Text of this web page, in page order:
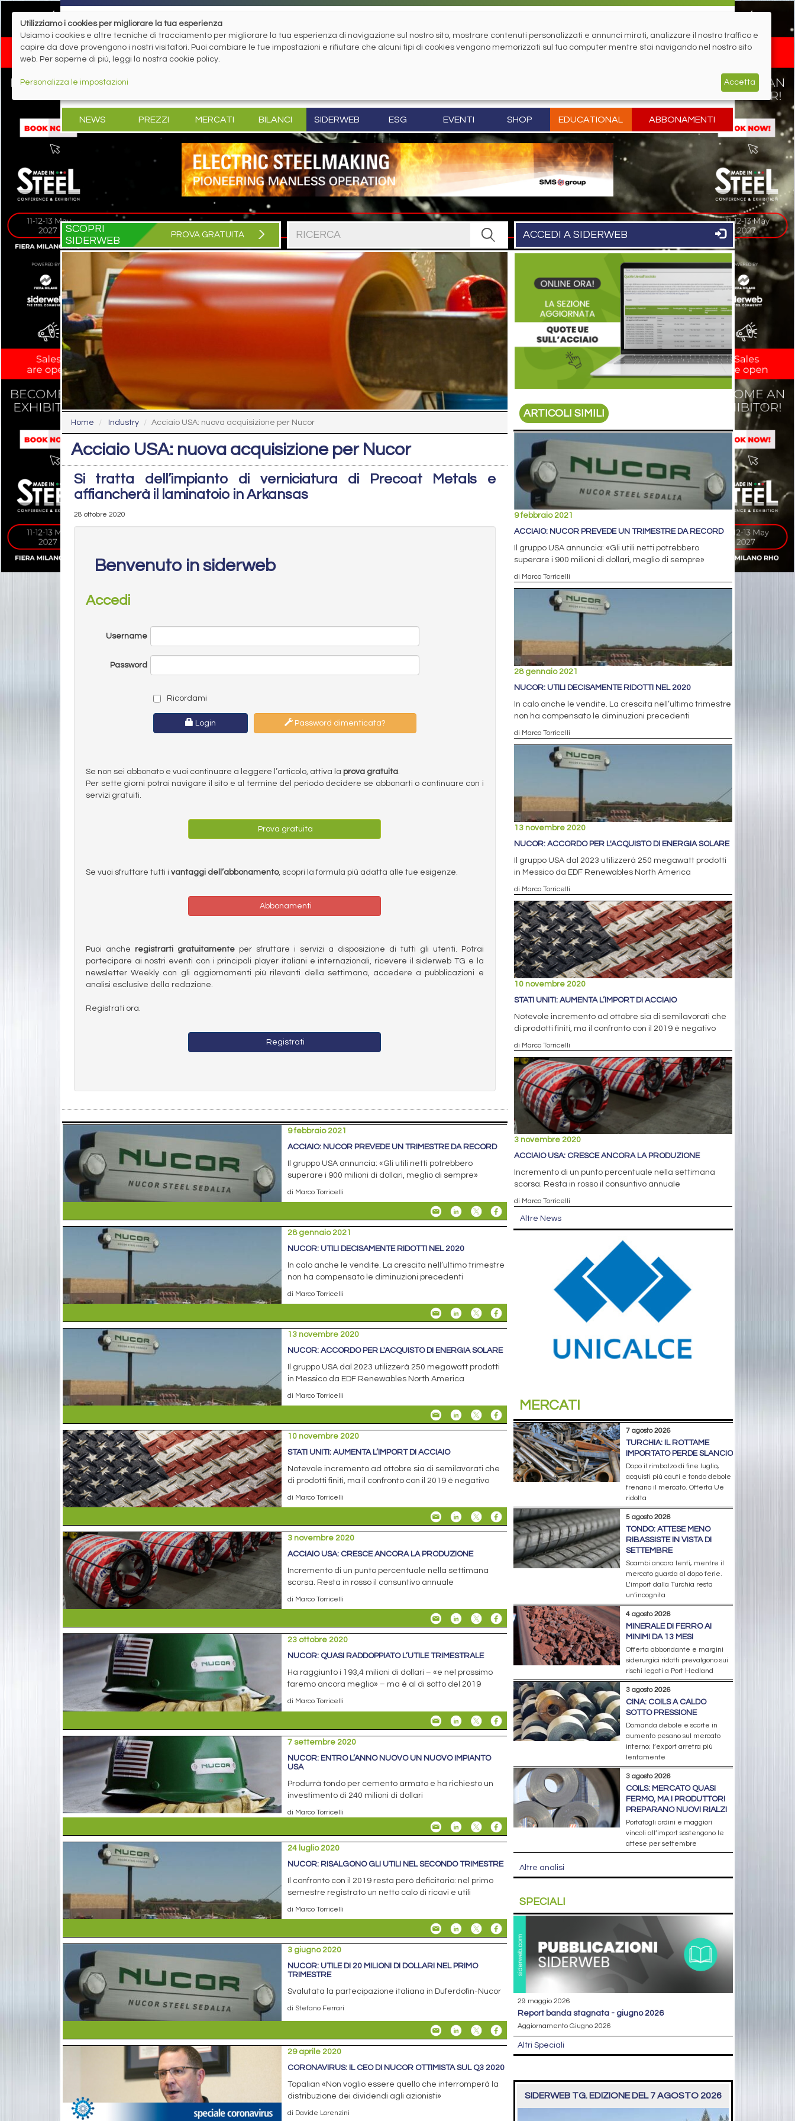
NEWS PREZZI MERCATI BILANCI SIDERWEB ESG EVENTI SHOP EDUCATIONAL ABBONAMENTI
SCOPRI
SIDERWEB
PROVA GRATUITA ACCEDI A SIDERWEB
Home Industry Acciaio USA: nuova acquisizione per Nucor
Acciaio USA: nuova acquisizione per Nucor
Si tratta dell’impianto di verniciatura di Precoat Metals e
affiancherà il laminatoio in Arkansas
28 ottobre 2020
Benvenuto in siderweb
Accedi
Username
Password
Ricordami
Login Password dimenticata?
Se non sei abbonato e vuoi continuare a leggere l’articolo, attiva la prova gratuita.
Per sette giorni potrai navigare il sito e al termine del periodo decidere se abbonarti o continuare con i
servizi gratuiti.
Prova gratuita
Se vuoi sfruttare tutti i vantaggi dell’abbonamento, scopri la formula più adatta alle tue esigenze.
Abbonamenti
Puoi anche registrarti gratuitamenteper sfruttare i servizi a disposizione di tutti gli utenti. Potrai
partecipare ai nostri eventi con i principali player italiani e internazionali, ricevere il siderweb TG e la
newsletter Weekly con gli aggiornamenti più rilevanti della settimana, accedere a pubblicazioni e
analisi esclusive della redazione.
Registrati ora.
Registrati
9 febbraio 2021
ACCIAIO: NUCOR PREVEDE UN TRIMESTRE DA RECORD
Il gruppo USA annuncia: «Gli utili netti potrebbero
superare i 900 milioni di dollari, meglio di sempre»
di Marco Torricelli
28 gennaio 2021
NUCOR: UTILI DECISAMENTE RIDOTTI NEL 2020
In calo anche le vendite. La crescita nell’ultimo trimestre
non ha compensato le diminuzioni precedenti
di Marco Torricelli
13 novembre 2020
NUCOR: ACCORDO PER L'ACQUISTO DI ENERGIA SOLARE
Il gruppo USA dal 2023 utilizzerà 250 megawatt prodotti
in Messico da EDF Renewables North America
di Marco Torricelli
10 novembre 2020
STATI UNITI: AUMENTA L’IMPORT DI ACCIAIO
Notevole incremento ad ottobre sia di semilavorati che
di prodotti finiti, ma il confronto con il 2019 è negativo
di Marco Torricelli
3 novembre 2020
ACCIAIO USA: CRESCE ANCORA LA PRODUZIONE
Incremento di un punto percentuale nella settimana
scorsa. Resta in rosso il consuntivo annuale
di Marco Torricelli
23 ottobre 2020
NUCOR: QUASI RADDOPPIATO L’UTILE TRIMESTRALE
Ha raggiunto i 193,4 milioni di dollari – «e nel prossimo
faremo ancora meglio» – ma è al di sotto del 2019
di Marco Torricelli
7 settembre 2020
NUCOR: ENTRO L’ANNO NUOVO UN NUOVO IMPIANTO
USA
Produrrà tondo per cemento armato e ha richiesto un
investimento di 240 milioni di dollari
di Marco Torricelli
24 luglio 2020
NUCOR: RISALGONO GLI UTILI NEL SECONDO TRIMESTRE
Il confronto con il 2019 resta però deficitario: nel primo
semestre registrato un netto calo di ricavi e utili
di Marco Torricelli
3 giugno 2020
NUCOR: UTILE DI 20 MILIONI DI DOLLARI NEL PRIMO
TRIMESTRE
Svalutata la partecipazione italiana in Duferdofin-Nucor
di Stefano Ferrari
29 aprile 2020
CORONAVIRUS: IL CEO DI NUCOR OTTIMISTA SUL Q3 2020
Topalian «Non voglio essere quello che interromperà la
distribuzione dei dividendi agli azionisti»
di Davide Lorenzini
ARTICOLI SIMILI
9 febbraio 2021
ACCIAIO: NUCOR PREVEDE UN TRIMESTRE DA RECORD
Il gruppo USA annuncia: «Gli utili netti potrebbero
superare i 900 milioni di dollari, meglio di sempre»
di Marco Torricelli
28 gennaio 2021
NUCOR: UTILI DECISAMENTE RIDOTTI NEL 2020
In calo anche le vendite. La crescita nell’ultimo trimestre
non ha compensato le diminuzioni precedenti
di Marco Torricelli
13 novembre 2020
NUCOR: ACCORDO PER L'ACQUISTO DI ENERGIA SOLARE
Il gruppo USA dal 2023 utilizzerà 250 megawatt prodotti
in Messico da EDF Renewables North America
di Marco Torricelli
10 novembre 2020
STATI UNITI: AUMENTA L’IMPORT DI ACCIAIO
Notevole incremento ad ottobre sia di semilavorati che
di prodotti finiti, ma il confronto con il 2019 è negativo
di Marco Torricelli
3 novembre 2020
ACCIAIO USA: CRESCE ANCORA LA PRODUZIONE
Incremento di un punto percentuale nella settimana
scorsa. Resta in rosso il consuntivo annuale
di Marco Torricelli
Altre News
MERCATI
7 agosto 2026
TURCHIA: IL ROTTAME
IMPORTATO PERDE SLANCIO
Dopo il rimbalzo di fine luglio,
acquisti più cauti e tondo debole
frenano il mercato. Offerta Ue
ridotta
5 agosto 2026
TONDO: ATTESE MENO
RIBASSISTE IN VISTA DI
SETTEMBRE
Scambi ancora lenti, mentre il
mercato guarda al dopo ferie.
L’import dalla Turchia resta
un’incognita
4 agosto 2026
MINERALE DI FERRO AI
MINIMI DA 13 MESI
Offerta abbondante e margini
siderurgici ridotti prevalgono sui
rischi legati a Port Hedland
3 agosto 2026
CINA: COILS A CALDO
SOTTO PRESSIONE
Domanda debole e scorte in
aumento pesano sul mercato
interno; l’export arretra più
lentamente
3 agosto 2026
COILS: MERCATO QUASI
FERMO, MA I PRODUTTORI
PREPARANO NUOVI RIALZI
Portafogli ordini e maggiori
vincoli all’import sostengono le
attese per settembre
Altre analisi
SPECIALI
29 maggio 2026
report banda stagnata - giugno 2026
Aggiornamento Giugno 2026
Altri Speciali
SIDERWEB TG. EDIZIONE DEL 7 AGOSTO 2026
Utilizziamo i cookies per migliorare la tua esperienza
Usiamo i cookies e altre tecniche di tracciamento per migliorare la tua esperienza di navigazione sul nostro sito, mostrare contenuti personalizzati e annunci mirati, analizzare il nostro traffico e
capire da dove provengono i nostri visitatori. Puoi cambiare le tue impostazioni e rifiutare che alcuni tipi di cookies vengano memorizzati sul tuo computer mentre stai navigando nel nostro sito
web. Per saperne di più, leggi la nostra cookie policy.
Personalizza le impostazioni Accetta